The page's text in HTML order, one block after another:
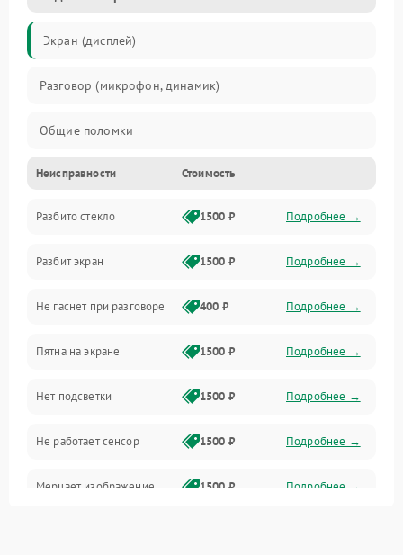
Экран (дисплей)
Разговор (микрофон, динамик)
Общие поломки
Проблемы связи
Камеры
Проблемы с дисплеем и сенсором
Зарядка
Проблемы с питанием, зарядкой и аккумулятором
Проблемы с работой системы, корпусом и другие
Неисправности Стоимость
Разбито стекло 1500 ₽ Подробнее →
Разбит экран 1500 ₽ Подробнее →
Не гаснет при разговоре 400 ₽ Подробнее →
Пятна на экране 1500 ₽ Подробнее →
Нет подсветки 1500 ₽ Подробнее →
Не работает сенсор 1500 ₽ Подробнее →
Мерцает изображение 1500 ₽ Подробнее →